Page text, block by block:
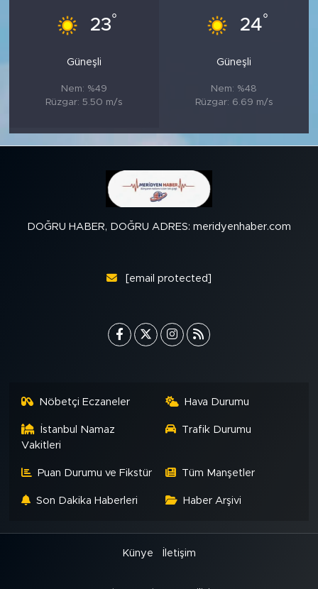
23°
Güneşli
Nem: %49
Rüzgar: 5.50 m/s
24°
Güneşli
Nem: %48
Rüzgar: 6.69 m/s
DOĞRU HABER, DOĞRU ADRES: meridyenhaber.com
[email protected]
Nöbetçi Eczaneler Hava Durumu
İstanbul Namaz
Vakitleri
Trafik Durumu
Puan Durumu ve Fikstür Tüm Manşetler
Son Dakika Haberleri Haber Arşivi
Künye İletişim